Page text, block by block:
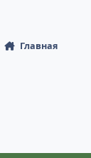
Главная